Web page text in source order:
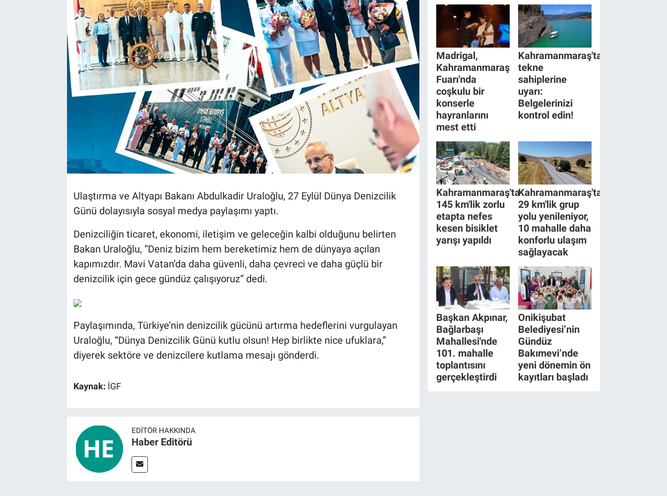
Ulaştırma ve Altyapı Bakanı Abdulkadir Uraloğlu, 27 Eylül Dünya Denizcilik
Günü dolayısıyla sosyal medya paylaşımı yaptı.
Denizciliğin ticaret, ekonomi, iletişim ve geleceğin kalbi olduğunu belirten
Bakan Uraloğlu, “Deniz bizim hem bereketimiz hem de dünyaya açılan
kapımızdır. Mavi Vatan’da daha güvenli, daha çevreci ve daha güçlü bir
denizcilik için gece gündüz çalışıyoruz” dedi.
Paylaşımında, Türkiye’nin denizcilik gücünü artırma hedeflerini vurgulayan
Uraloğlu, “Dünya Denizcilik Günü kutlu olsun! Hep birlikte nice ufuklara,”
diyerek sektöre ve denizcilere kutlama mesajı gönderdi.
Kaynak: İGF
EDITÖR HAKKINDA
Haber Editörü
Madrigal,
Kahramanmaraş
Fuarı'nda
coşkulu bir
konserle
hayranlarını
mest etti
Kahramanmaraş'tan
tekne
sahiplerine
uyarı:
Belgelerinizi
kontrol edin!
Kahramanmaraş'ta
145 km'lik zorlu
etapta nefes
kesen bisiklet
yarışı yapıldı
Kahramanmaraş'ta
29 km'lik grup
yolu yenileniyor,
10 mahalle daha
konforlu ulaşım
sağlayacak
Başkan Akpınar,
Bağlarbaşı
Mahallesi'nde
101. mahalle
toplantısını
gerçekleştirdi
Onikişubat
Belediyesi’nin
Gündüz
Bakımevi’nde
yeni dönemin ön
kayıtları başladı
TEKNOLOJİ
BİLİM VE TEKNOLOJİ